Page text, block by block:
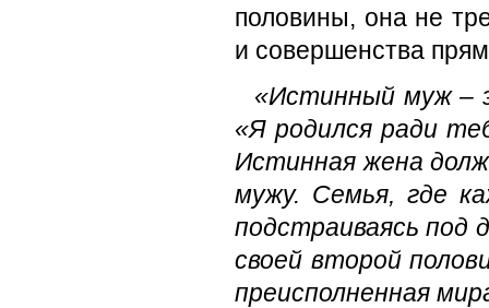
половины, она не
и совершенства
«Истинный муж –
«Я родился ради
Истинная жена
мужу. Семья, где
подстраиваясь под
своей второй
преисполненная